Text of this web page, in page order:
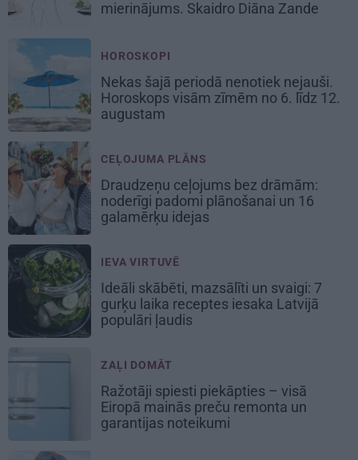
mierinājums. Skaidro Diāna Zande
HOROSKOPI
Nekas šajā periodā nenotiek nejauši.
Horoskops visām zīmēm no 6. līdz 12.
augustam
CEĻOJUMA PLĀNS
Draudzeņu ceļojums bez drāmām:
noderīgi padomi plānošanai un 16
galamērķu idejas
IEVA VIRTUVĒ
Ideāli skābēti, mazsālīti un svaigi: 7
gurķu laika receptes iesaka Latvijā
populāri ļaudis
ZAĻI DOMĀT
Ražotāji spiesti piekāpties – visā
Eiropā mainās preču remonta un
garantijas noteikumi